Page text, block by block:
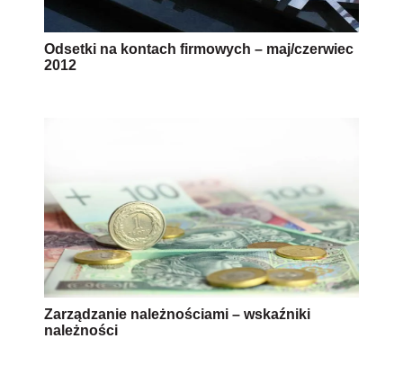
Odsetki na kontach firmowych – maj/czerwiec
2012
Zarządzanie należnościami – wskaźniki
należności